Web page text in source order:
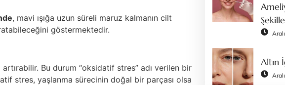
, mavi ışığa uzun süreli maruz kalmanın cilt
göstermektedir.
Bu durum “oksidatif stres” adı verilen bir
stres, yaşlanma sürecinin doğal bir parçası olsa
Altın